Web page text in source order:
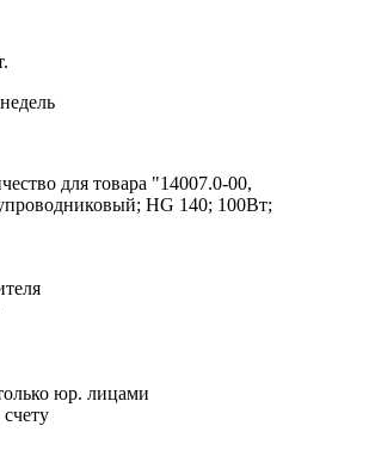
для товара "14007.0-00,
HG 140; 100Вт;
юр. лицами